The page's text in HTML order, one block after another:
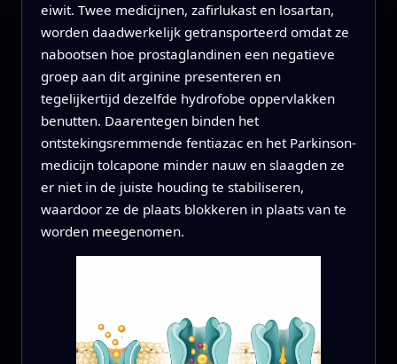
eiwit. Twee medicijnen, zafirlukast en losartan,
worden daadwerkelijk getransporteerd omdat ze
nabootsen hoe prostaglandinen een negatieve
groep aan dit arginine presenteren en
tegelijkertijd dezelfde hydrofobe oppervlakken
benutten. Daarentegen binden het
ontstekingsremmende fentiazac en het Parkinson-
medicijn tolcapone minder nauw en slaagden ze
er niet in de juiste houding te stabiliseren,
waardoor ze de plaats blokkeren in plaats van te
worden meegenomen.